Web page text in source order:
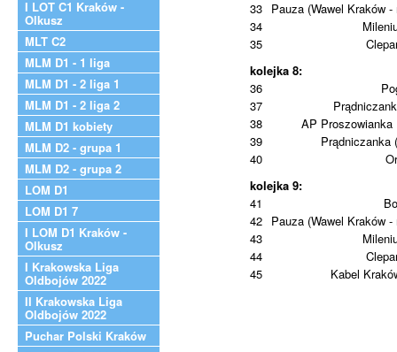
I LOT C1 Kraków -
Olkusz
MLT C2
MLM D1 - 1 liga
MLM D1 - 2 liga 1
MLM D1 - 2 liga 2
MLM D1 kobiety
MLM D2 - grupa 1
MLM D2 - grupa 2
LOM D1
LOM D1 7
I LOM D1 Kraków -
Olkusz
I Krakowska Liga
Oldbojów 2022
II Krakowska Liga
Oldbojów 2022
Puchar Polski Kraków
33 Pauza (Wawel Kraków
34
35
kolejka 8:
36
37
38
AP Proszowianka
39
Prądniczanka
40
kolejka 9:
41
42 Pauza (Wawel Kraków
43
44
45
Kabel